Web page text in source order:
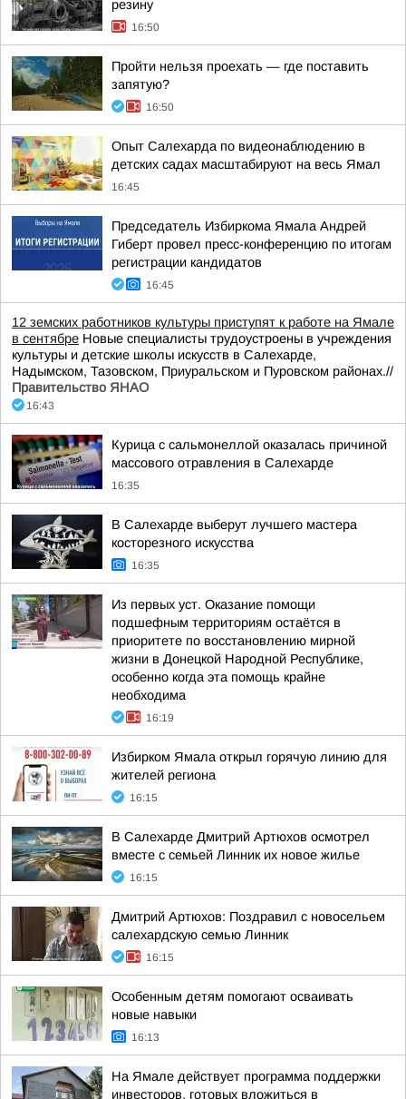
резину
16:50
Пройти нельзя проехать — где поставить
запятую?
16:50
Опыт Салехарда по видеонаблюдению в
детских садах масштабируют на весь Ямал
16:45
Председатель Избиркома Ямала Андрей
Гиберт провел пресс-конференцию по итогам
регистрации кандидатов
16:45
12 земских работников культуры приступят к работе на Ямале
в сентябре Новые специалисты трудоустроены в учреждения
культуры и детские школы искусств в Салехарде,
Надымском, Тазовском, Приуральском и Пуровском районах.//
Правительство ЯНАО
16:43
Курица с сальмонеллой оказалась причиной
массового отравления в Салехарде
16:35
В Салехарде выберут лучшего мастера
косторезного искусства
16:35
Из первых уст. Оказание помощи
подшефным территориям остаётся в
приоритете по восстановлению мирной
жизни в Донецкой Народной Республике,
особенно когда эта помощь крайне
необходима
16:19
Избирком Ямала открыл горячую линию для
жителей региона
16:15
В Салехарде Дмитрий Артюхов осмотрел
вместе с семьей Линник их новое жилье
16:15
Дмитрий Артюхов: Поздравил с новосельем
салехардскую семью Линник
16:15
Особенным детям помогают осваивать
новые навыки
16:13
На Ямале действует программа поддержки
инвесторов, готовых вложиться в